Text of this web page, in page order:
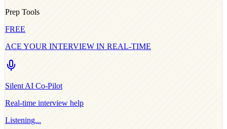
Prep Tools
FREE
ACE YOUR INTERVIEW IN REAL-TIME
Silent AI Co-Pilot
Real-time interview help
Listening...